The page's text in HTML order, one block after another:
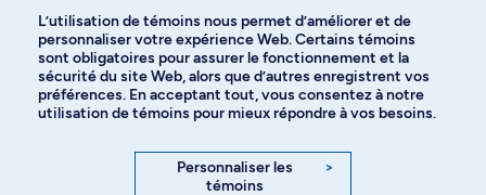
Langues
Facebook Instagram
YouTube
L’utilisation de témoins nous permet d’améliorer et de
personnaliser votre expérience Web. Certains témoins
sont obligatoires pour assurer le fonctionnement et la
sécurité du site Web, alors que d’autres enregistrent vos
préférences. En acceptant tout, vous consentez à notre
utilisation de témoins pour mieux répondre à vos besoins.
Personnaliser les
témoins
>